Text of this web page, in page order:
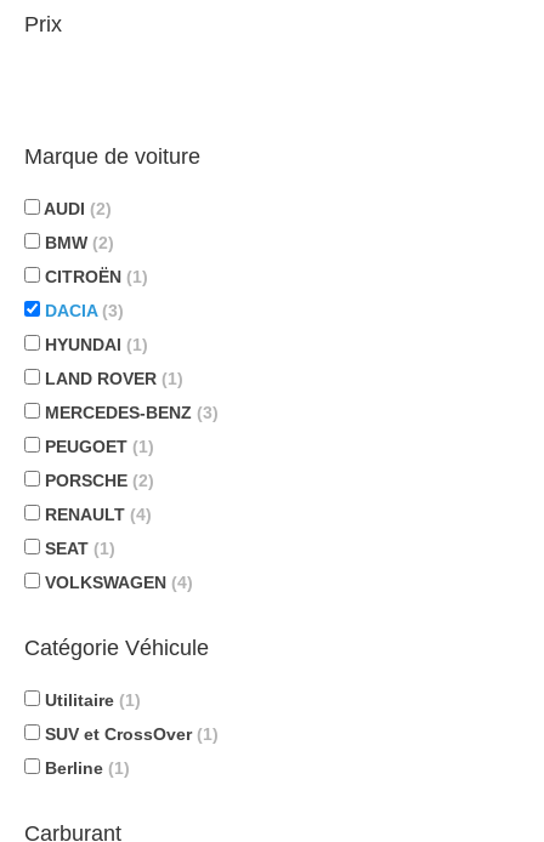
Prix
Marque de voiture
AUDI (2)
BMW (2)
CITROËN (1)
DACIA (3)
HYUNDAI (1)
LAND ROVER (1)
MERCEDES-BENZ (3)
PEUGOET (1)
PORSCHE (2)
RENAULT (4)
SEAT (1)
VOLKSWAGEN (4)
Catégorie Véhicule
Utilitaire (1)
SUV et CrossOver (1)
Berline (1)
Carburant